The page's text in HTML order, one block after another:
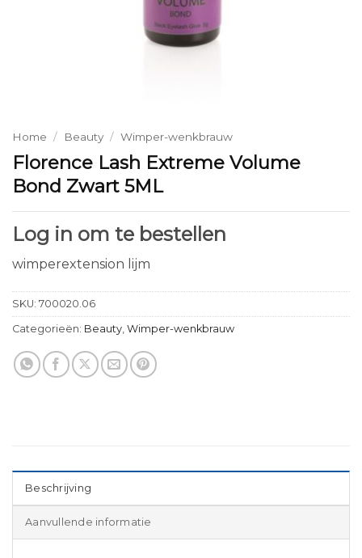
Home / Beauty / Wimper-wenkbrauw
Florence Lash Extreme Volume
Bond Zwart 5ML
Log in om te bestellen
wimperextension lijm
SKU: 700020.06
Categorieën: Beauty Wimper-wenkbrauw
Beschrijving
Aanvullende informatie